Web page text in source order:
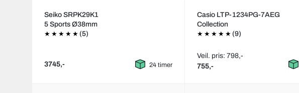
Seiko SRPK29K1
5 Sports Ø38mm
(5)
3745,- 24 timer
Casio LTP-1234PG-7AEG
Collection
(9)
Veil. pris: 798,-
755,-